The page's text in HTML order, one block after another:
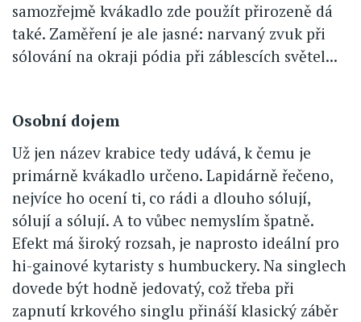
samozřejmě kvákadlo zde použít přirozeně dá
také. Zaměření je ale jasné: narvaný zvuk při
sólování na okraji pódia při záblescích světel...
Osobní dojem
Už jen název krabice tedy udává, k čemu je
primárně kvákadlo určeno. Lapidárně řečeno,
nejvíce ho ocení ti, co rádi a dlouho sólují,
sólují a sólují. A to vůbec nemyslím špatně.
Efekt má široký rozsah, je naprosto ideální pro
hi-gainové kytaristy s humbuckery. Na singlech
dovede být hodně jedovatý, což třeba při
zapnutí krkového singlu přináší klasický záběr